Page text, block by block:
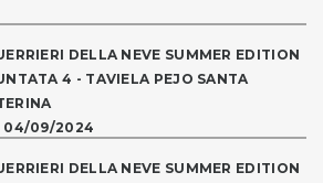
DELLA NEVE SUMMER EDITION
4 - TAVIELA PEJO SANTA
04/09/2024
DELLA NEVE SUMMER EDITION